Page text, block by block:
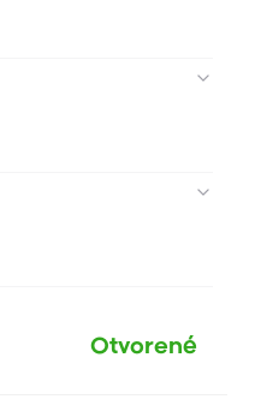
Otvorené